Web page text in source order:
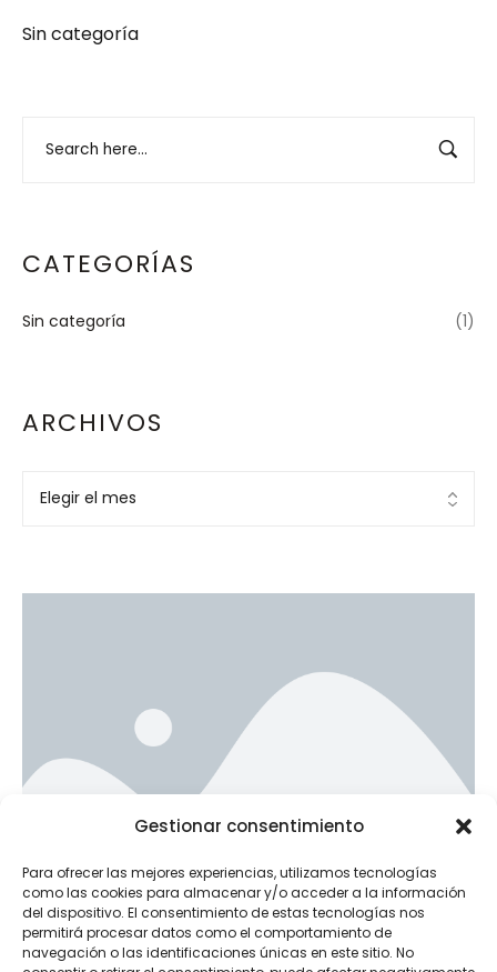
Gestionar consentimiento
Para ofrecer las mejores experiencias, utilizamos tecnologías
como las cookies para almacenar y/o acceder a la información
del dispositivo. El consentimiento de estas tecnologías nos
permitirá procesar datos como el comportamiento de
navegación o las identificaciones únicas en este sitio. No
Sin categoría
CATEGORÍAS
Sin categoría (1)
ARCHIVOS
Ad Banner